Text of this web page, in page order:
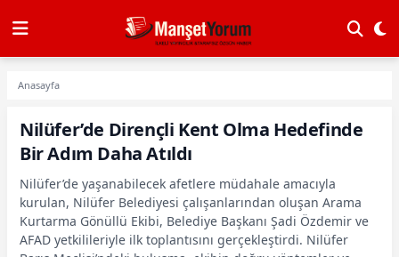
Anasayfa
Nilüfer’de Dirençli Kent Olma Hedefinde
Bir Adım Daha Atıldı
Nilüfer’de yaşanabilecek afetlere müdahale amacıyla
kurulan, Nilüfer Belediyesi çalışanlarından oluşan Arama
Kurtarma Gönüllü Ekibi, Belediye Başkanı Şadi Özdemir ve
AFAD yetkilileriyle ilk toplantısını gerçekleştirdi. Nilüfer